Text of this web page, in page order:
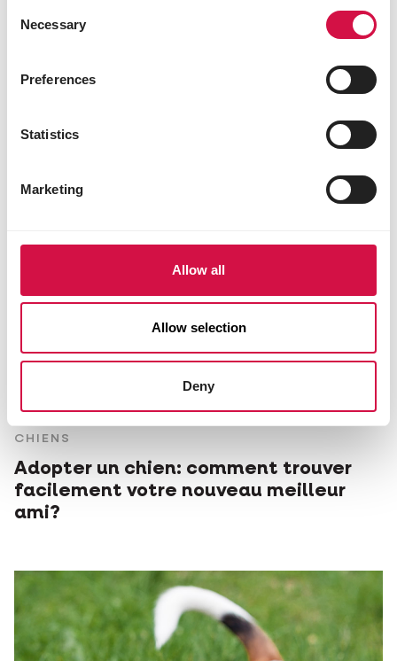
Selection
Necessary
Preferences
Statistics
Marketing
Allow all
Allow selection
Deny
CHIENS
Adopter un chien: comment trouver
facilement votre nouveau meilleur
ami?